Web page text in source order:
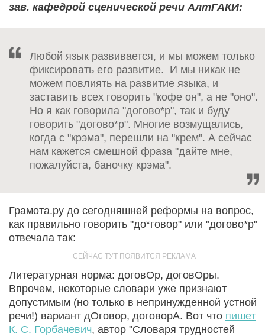
зав. кафедрой сценической речи АлтГАКИ:
Любой язык развивается, и мы можем только
фиксировать его развитие. И мы никак не
можем повлиять на развитие языка, и
заставить всех говорить "кофе он", а не "оно".
Но я как говорила "догово*р", так и буду
говорить "догово*р". Многие возмущались,
когда с "крэма", перешли на "крем". А сейчас
нам кажется смешной фраза "дайте мне,
пожалуйста, баночку крэма".
Грамота.ру до сегодняшней реформы на вопрос,
как правильно говорить "до*говор" или "догово*р"
отвечала так:
Литературная норма: договОр, договОры.
Впрочем, некоторые словари уже признают
допустимым (но только в непринужденной устной
речи!) вариант дОговор, договорА. Вот что пишет
К. С. Горбачевич, автор "Словаря трудностей